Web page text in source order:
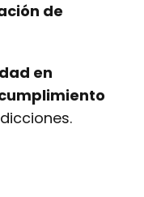
de
en